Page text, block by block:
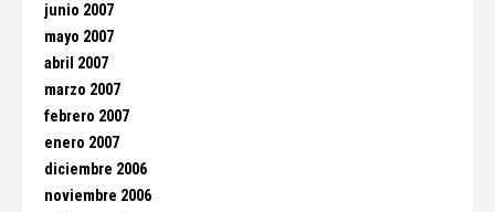
junio 2007
mayo 2007
abril 2007
marzo 2007
febrero 2007
enero 2007
diciembre 2006
noviembre 2006